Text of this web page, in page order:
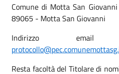
Comune di Motta San
89065 - Motta San Giovanni
Indirizzo
Resta facoltà del Titolare di